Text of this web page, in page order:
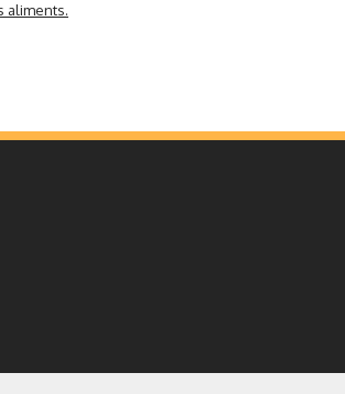
aliments.